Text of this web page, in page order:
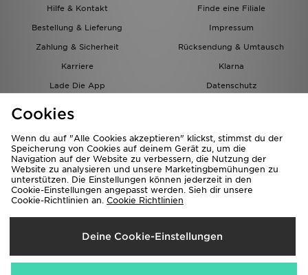
Hilfe & Kontakt
Finde eine Filiale
Bestellung & Lieferung
Impressum
Zahlung & Sicherheit
Rücksendung & Umtausch
Karriere
Klarna
Lade Die App
Datenschutz
Lieferung Nach
Österreich
Cookies
Wenn du auf "Alle Cookies akzeptieren" klickst, stimmst du der
Speicherung von Cookies auf deinem Gerät zu, um die
Navigation auf der Website zu verbessern, die Nutzung der
Website zu analysieren und unsere Marketingbemühungen zu
unterstützen. Die Einstellungen können jederzeit in den
Cookie-Einstellungen angepasst werden. Sieh dir unsere
Cookie-Richtlinien an. Cookie Richtlinien
Deine Cookie-Einstellungen